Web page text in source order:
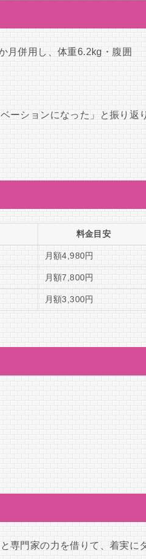
月併用し、体重6.2kg・腹囲
ーションになった」と振り返
料金目安
月額4,980円
月額7,800円
月額3,300円
専門家の力を借りて、着実に